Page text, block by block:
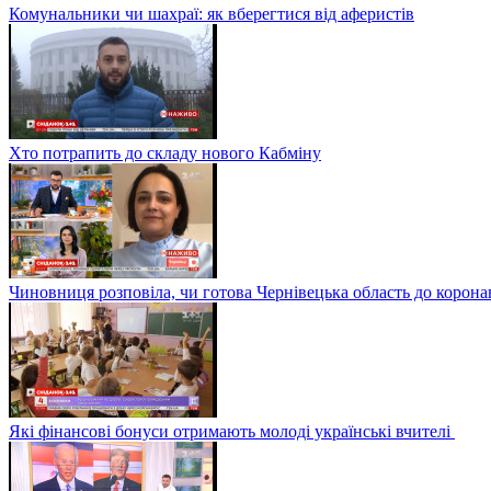
Комунальники чи шахраї: як вберегтися від аферистів
Хто потрапить до складу нового Кабміну
Чиновниця розповіла, чи готова Чернівецька область до
Які фінансові бонуси отримають молоді українські вчителі